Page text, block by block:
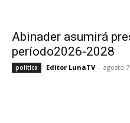
Abinader asumirá
período2026-2028
política Editor LunaTV - agosto